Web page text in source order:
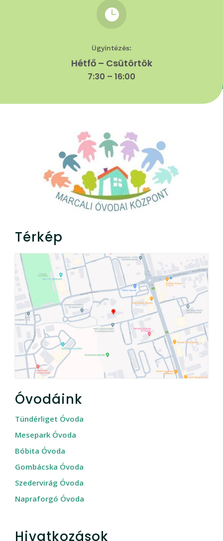

Ügyintézés:
Hétfő – Csütörtök
7:30 – 16:00
Térkép
Óvodáink
Tündérliget Óvoda
Mesepark Óvoda
Bóbita Óvoda
Gombácska Óvoda
Szedervirág Óvoda
Napraforgó Óvoda
Hivatkozások